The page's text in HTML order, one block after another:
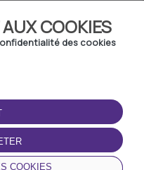
COOKIES
des cookies
COOKIES